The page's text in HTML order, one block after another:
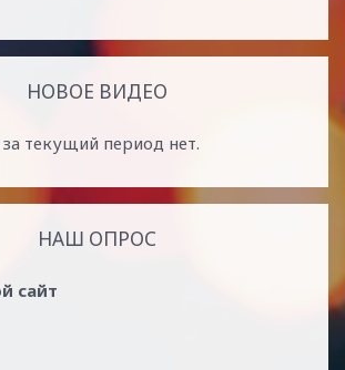
НОВОЕ ВИДЕО
текущий период нет.
НАШ ОПРОС
сайт